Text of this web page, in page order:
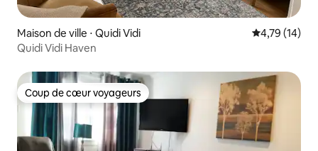
Maison de ville ⋅ Quidi Vidi Évaluation
4,79 (14)
Quidi Vidi Haven
Coup de cœur voyageurs
Coup de cœur voyageurs